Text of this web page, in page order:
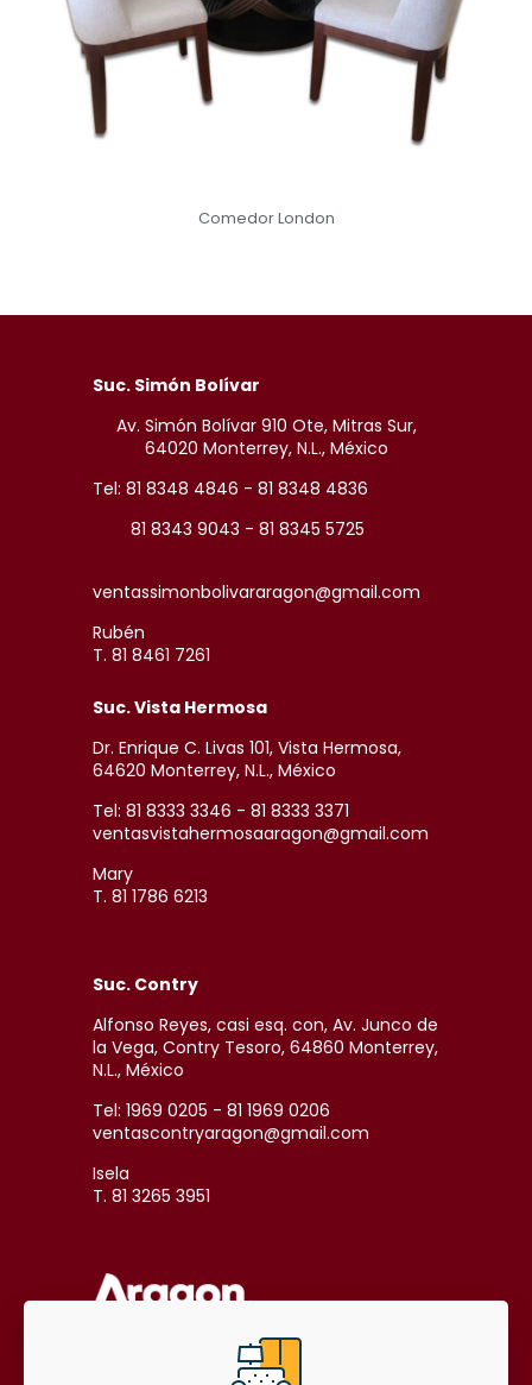
Comedor London
Suc. Simón Bolívar
Av. Simón Bolívar 910 Ote, Mitras Sur,
64020 Monterrey, N.L., México
Tel: 81 8348 4846 - 81 8348 4836
81 8343 9043 - 81 8345 5725
ventassimonbolivararagon@gmail.com
Rubén
T. 81 8461 7261
Suc. Vista Hermosa
Dr. Enrique C. Livas 101, Vista Hermosa,
64620 Monterrey, N.L., México
Tel: 81 8333 3346 - 81 8333 3371
ventasvistahermosaaragon@gmail.com
Mary
T. 81 1786 6213
Suc. Contry
Alfonso Reyes, casi esq. con, Av. Junco de
la Vega, Contry Tesoro, 64860 Monterrey,
N.L., México
Tel: 1969 0205 - 81 1969 0206
ventascontryaragon@gmail.com
Isela
T. 81 3265 3951
SÍGUENOS EN REDES SOCIALES